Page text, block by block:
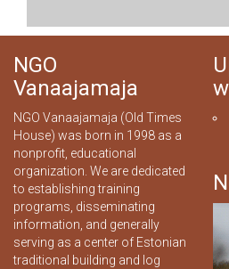
NGO
Vanaajamaja
NGO Vanaajamaja (Old Times
House) was born in 1998 as a
nonprofit, educational
organization. We are dedicated
to establishing training
programs, disseminating
information, and generally
serving as a center of Estonian
traditional building and log